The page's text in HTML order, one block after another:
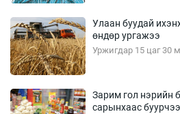
Улаан буудай
өндөр ургажээ
Уржигдар 15 цаг 30
Зарим гол нэрийн
сарынхаас буурчээ